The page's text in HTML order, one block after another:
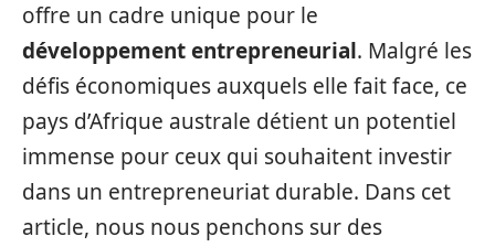
offre un cadre unique pour le
développement entrepreneurial. Malgré les
défis économiques auxquels elle fait face, ce
pays d’Afrique australe détient un potentiel
immense pour ceux qui souhaitent investir
dans un entrepreneuriat durable. Dans cet
article, nous nous penchons sur des